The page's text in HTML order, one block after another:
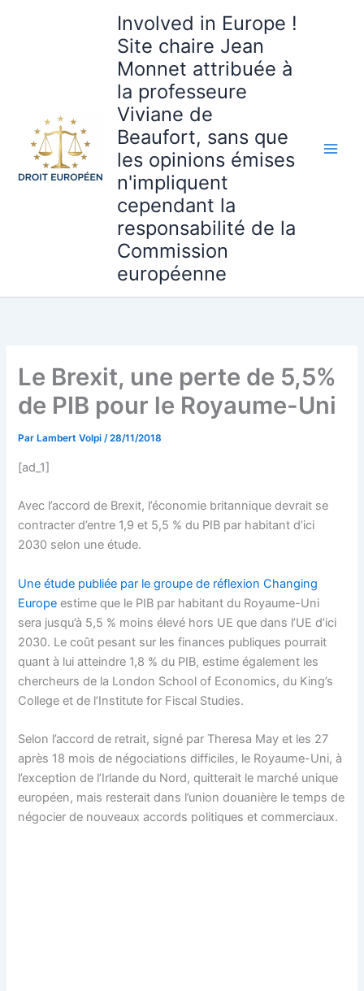
Involved in Europe !
Site chaire Jean
Monnet attribuée à
la professeure
Viviane de
Beaufort, sans que
les opinions émises
n'impliquent
cependant la
responsabilité de la
Commission
européenne
Le Brexit, une perte de 5,5%
de PIB pour le Royaume-Uni
Par Lambert Volpi/28/11/2018
[ad_1]
Avec l’accord de Brexit, l’économie britannique devrait se
contracter d’entre 1,9 et 5,5 % du PIB par habitant d’ici
2030 selon une étude.
Une étude publiée par le groupe de réflexion Changing
Europe estime que le PIB par habitant du Royaume-Uni
sera jusqu’à 5,5 % moins élevé hors UE que dans l’UE d’ici
2030. Le coût pesant sur les finances publiques pourrait
quant à lui atteindre 1,8 % du PIB, estime également les
chercheurs de la London School of Economics, du King’s
College et de l’Institute for Fiscal Studies.
Selon l’accord de retrait, signé par Theresa May et les 27
après 18 mois de négociations difficiles, le Royaume-Uni, à
l’exception de l’Irlande du Nord, quitterait le marché unique
européen, mais resterait dans l’union douanière le temps de
négocier de nouveaux accords politiques et commerciaux.